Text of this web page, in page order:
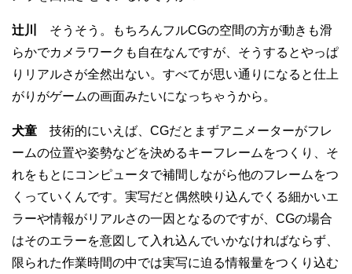
辻川
そうそう。もちろんフルCGの空間の方が動きも滑
らかでカメラワークも自在なんですが、そうするとやっぱ
りリアルさが全然出ない。すべてが思い通りになると仕上
がりがゲームの画面みたいになっちゃうから。
犬童 技術的にいえば、CGだとまずアニメーターがフレ
ームの位置や姿勢などを決めるキーフレームをつくり、そ
れをもとにコンピュータで補間しながら他のフレームをつ
くっていくんです。実写だと偶然映り込んでくる細かいエ
ラーや情報がリアルさの一因となるのですが、CGの場合
はそのエラーを意図して入れ込んでいかなければならず、
限られた作業時間の中では実写に迫る情報量をつくり込む